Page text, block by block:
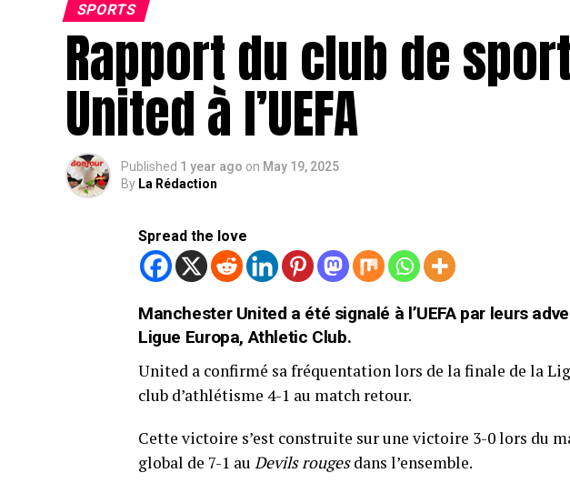
SPORTS
Rapport du club de
United à l’UEFA
Published 1 year ago on May 19, 2025
By La Rédaction
Spread the love
Manchester United a été signalé à l’UEFA par leurs
Ligue Europa, Athletic Club.
United a confirmé sa fréquentation lors de la finale de la
club d’athlétisme 4-1 au match retour.
Cette victoire s’est construite sur une victoire 3-0 lors du
global de 7-1 au Devils rougesdans l’ensemble.